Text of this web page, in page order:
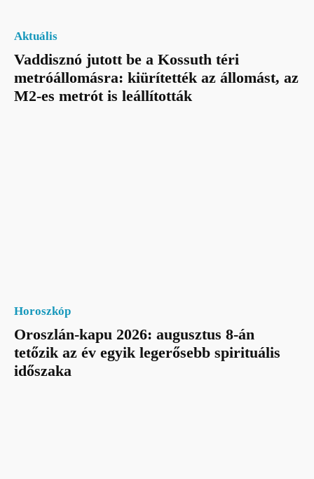
Aktuális
Vaddisznó jutott be a Kossuth téri
metróállomásra: kiürítették az állomást, az
M2-es metrót is leállították
Horoszkóp
Oroszlán-kapu 2026: augusztus 8-án
tetőzik az év egyik legerősebb spirituális
időszaka